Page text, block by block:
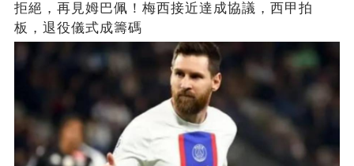
拒絕，再見姆巴佩！梅西接近達成協議，西甲拍
板，退役儀式成籌碼